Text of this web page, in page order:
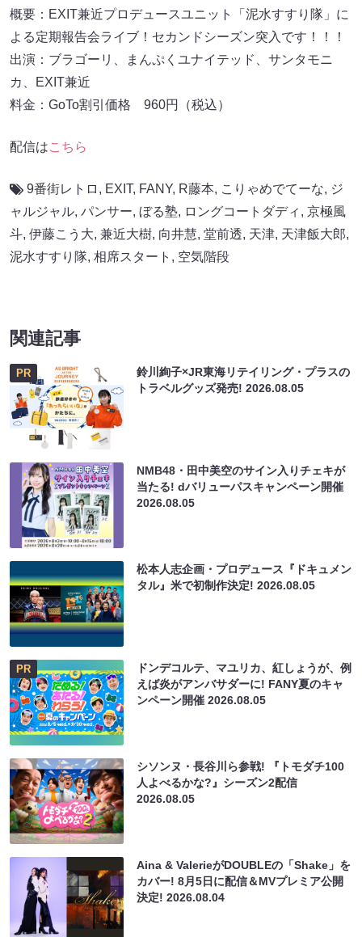
概要：EXIT兼近プロデュースユニット「泥水すすり隊」に
よる定期報告会ライブ！セカンドシーズン突入です！！！
出演：ブラゴーリ、まんぷくユナイテッド、サンタモニ
カ、EXIT兼近
料金：GoTo割引価格 960円（税込）
配信はこちら
9番街レトロ , EXIT, FANY, R藤本, こりゃめでてーな, ジ
ャルジャル, パンサー, ぼる塾, ロングコートダディ , 京極風
斗, 伊藤こう大, 兼近大樹, 向井慧, 堂前透, 天津, 天津飯大郎,
泥水すすり隊, 相席スタート , 空気階段
関連記事
PR
鈴川絢子×JR東海リテイリング・プラスの
トラベルグッズ発売!2026.08.05
NMB48・田中美空のサイン入りチェキが
当たる! dバリューパスキャンペーン開催
2026.08.05
松本人志企画・プロデュース『ドキュメン
タル』米で初制作決定!2026.08.05
PR
ドンデコルテ、マユリカ、紅しょうが、例
えば炎がアンバサダーに! FANY夏のキャ
ンペーン開催2026.08.05
シソンヌ・長谷川ら参戦! 『トモダチ100
人よべるかな?』シーズン2配信
2026.08.05
Aina & ValerieがDOUBLEの「Shake」を
カバー! 8月5日に配信＆MVプレミア公開
決定!2026.08.04